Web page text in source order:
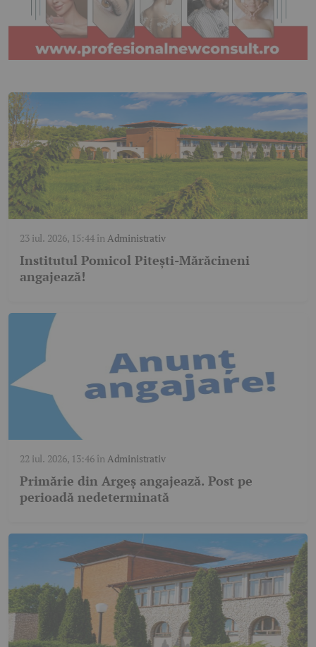
23 iul. 2026, 15:44înAdministrativ
Institutul Pomicol Pitești-Mărăcineni
angajează!
22 iul. 2026, 13:46înAdministrativ
Primărie din Argeș angajează. Post pe
perioadă nedeterminată